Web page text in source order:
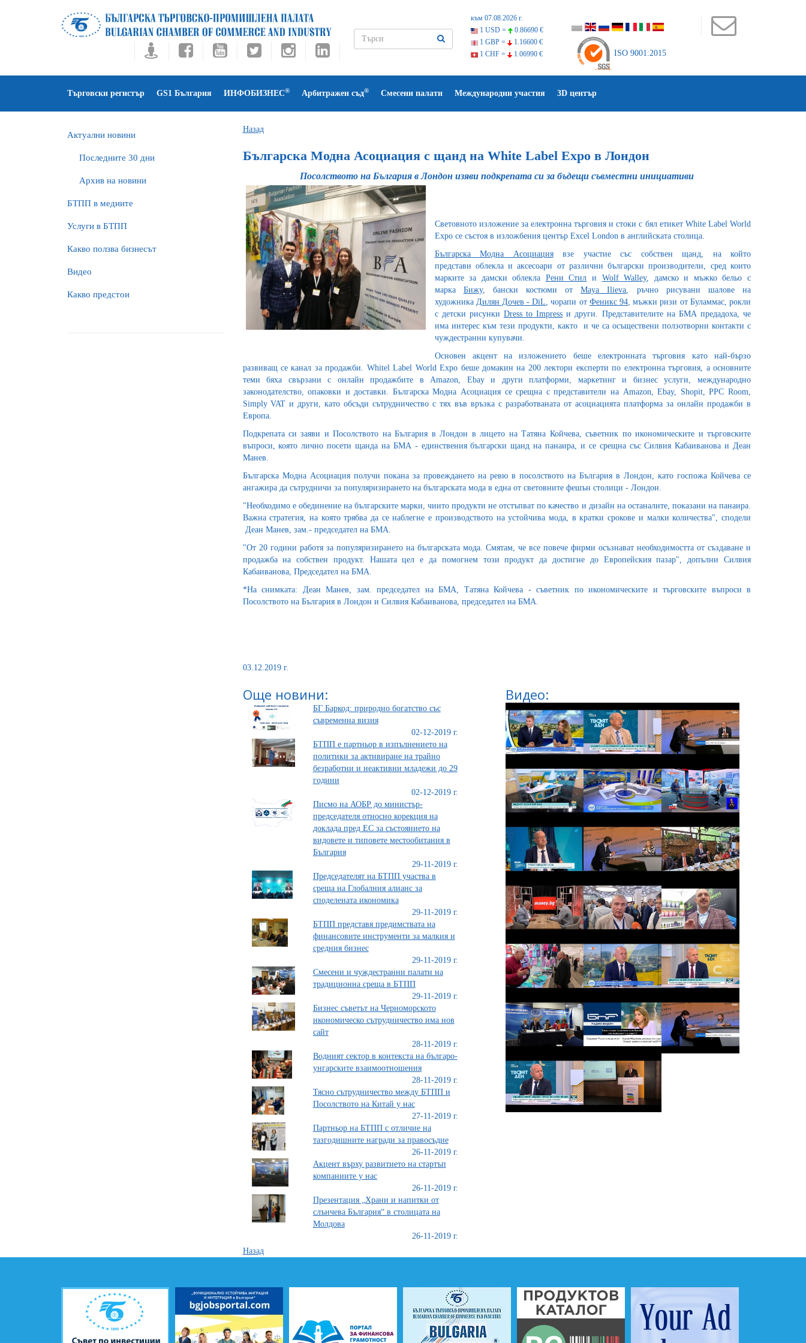
към 07.08.2026 г.
1 USD =
0.86690 €
1 GBP =
1.16600 €
1 CHF =
1.06990 € ISO 9001:2015
Търговски регистър GS1 България ИНФОБИЗНЕС® Арбитражен съд® Смесени палати Международни участия 3D център
Актуални новини
Последните 30 дни
Архив на новини
БTПП в медиите
Услуги в БТПП
Какво ползва бизнесът
Видео
Какво предстои
Назад
Българска Модна Асоциация с щанд на White Label Expo в Лондон
Посолството на България в Лондон изяви подкрепата си за бъдещи съвместни инициативи
Световното изложение за електронна търговия и стоки с бял етикет White Label World
Expo се състоя в изложбения център Excel London в английската столица.
Българска Модна Асоциациявзе участие със собствен щанд, на който
представи облекла и аксесоари от различни български производители, сред които
марките за дамски облекла Рени Стил и Wolf Walley, дамско и мъжко бельо с
марка Бижу, бански костюми отMaya Ilieva, ръчно рисувани шалове на
художника Дилян Дочев - DiL, чорапи от Феникс 94, мъжки ризи от Буламмас, рокли
с детски рисунки Dress to Impress и други. Представителите на БМА предадоха, че
има интерес към тези продукти, както и че са осъществени ползотворни контакти с
чуждестранни купувачи.
Основен акцент на изложението беше електронната търговия като най-бързо
развиващ се канал за продажби. Whitel Label World Expo беше домакин на 200 лектори експерти по електронна търговия, а основните
теми бяха свързани с онлайн продажбите в Amazon, Ebay и други платформи, маркетинг и бизнес услуги, международно
законодателство, опаковки и доставки. Българска Модна Асоциация се срещна с представители на Amazon, Ebay, Shopit, PPC Room,
Simply VAT и други, като обсъди сътрудничество с тях във връзка с разработваната от асоциацията платформа за онлайн продажби в
Европа.
Подкрепата си заяви и Посолството на България в Лондон в лицето на Татяна Койчева, съветник по икономическите и търговските
въпроси, която лично посети щанда на БМА - единствения български щанд на панаира, и се срещна със Силвия Кабаиванова и Деан
Манев.
Българска Модна Асоциация получи покана за провеждането на ревю в посолството на България в Лондон, като госпожа Койчева се
ангажира да сътрудничи за популяризирането на българската мода в една от световните фешън столици - Лондон.
"Необходимо е обединение на българските марки, чиито продукти не отстъпват по качество и дизайн на останалите, показани на панаира.
Важна стратегия, на която трябва да се наблегне е производството на устойчива мода, в кратки срокове и малки количества", сподели
Деан Манев, зам.- председател на БМА.
"От 20 години работя за популяризирането на българската мода. Смятам, че все повече фирми осъзнават необходимостта от създаване и
продажба на собствен продукт. Нашата цел е да помогнем този продукт да достигне до Европейския пазар", допълни Силвия
Кабаиванова, Председател на БМА.
*На снимката: Деан Манев, зам. председател на БМА, Татяна Койчева - съветник по икономическите и търговските въпроси в
Посолството на България в Лондон и Силвия Кабаиванова, председател на БМА.
03.12.2019 г.
Още новини:
БГ Баркод: природно богатство със
съвременна визия
02-12-2019 г.
БТПП е партньор в изпълнението на
политики за активиране на трайно
безработни и неактивни младежи до 29
години
02-12-2019 г.
Писмо на АОБР до министър-
председателя относно корекция на
доклада пред ЕС за състоянието на
видовете и типовете местообитания в
България
29-11-2019 г.
Председателят на БТПП участва в
среща на Глобалния алианс за
споделената икономика
29-11-2019 г.
БТПП представя предимствата на
финансовите инструменти за малкия и
средния бизнес
29-11-2019 г.
Смесени и чуждестранни палати на
традиционна среща в БТПП
29-11-2019 г.
Бизнес съветът на Черноморското
икономическо сътрудничество има нов
сайт
28-11-2019 г.
Водният сектор в контекста на българо-
унгарските взаимоотношения
28-11-2019 г.
Тясно сътрудничество между БТПП и
Посолството на Китай у нас
27-11-2019 г.
Партньор на БТПП с отличие на
тазгодишните награди за правосъдие
26-11-2019 г.
Акцент върху развитието на стартъп
компаниите у нас
26-11-2019 г.
Презентация „Храни и напитки от
слънчева България“ в столицата на
Молдова
26-11-2019 г.
Видео:
Назад